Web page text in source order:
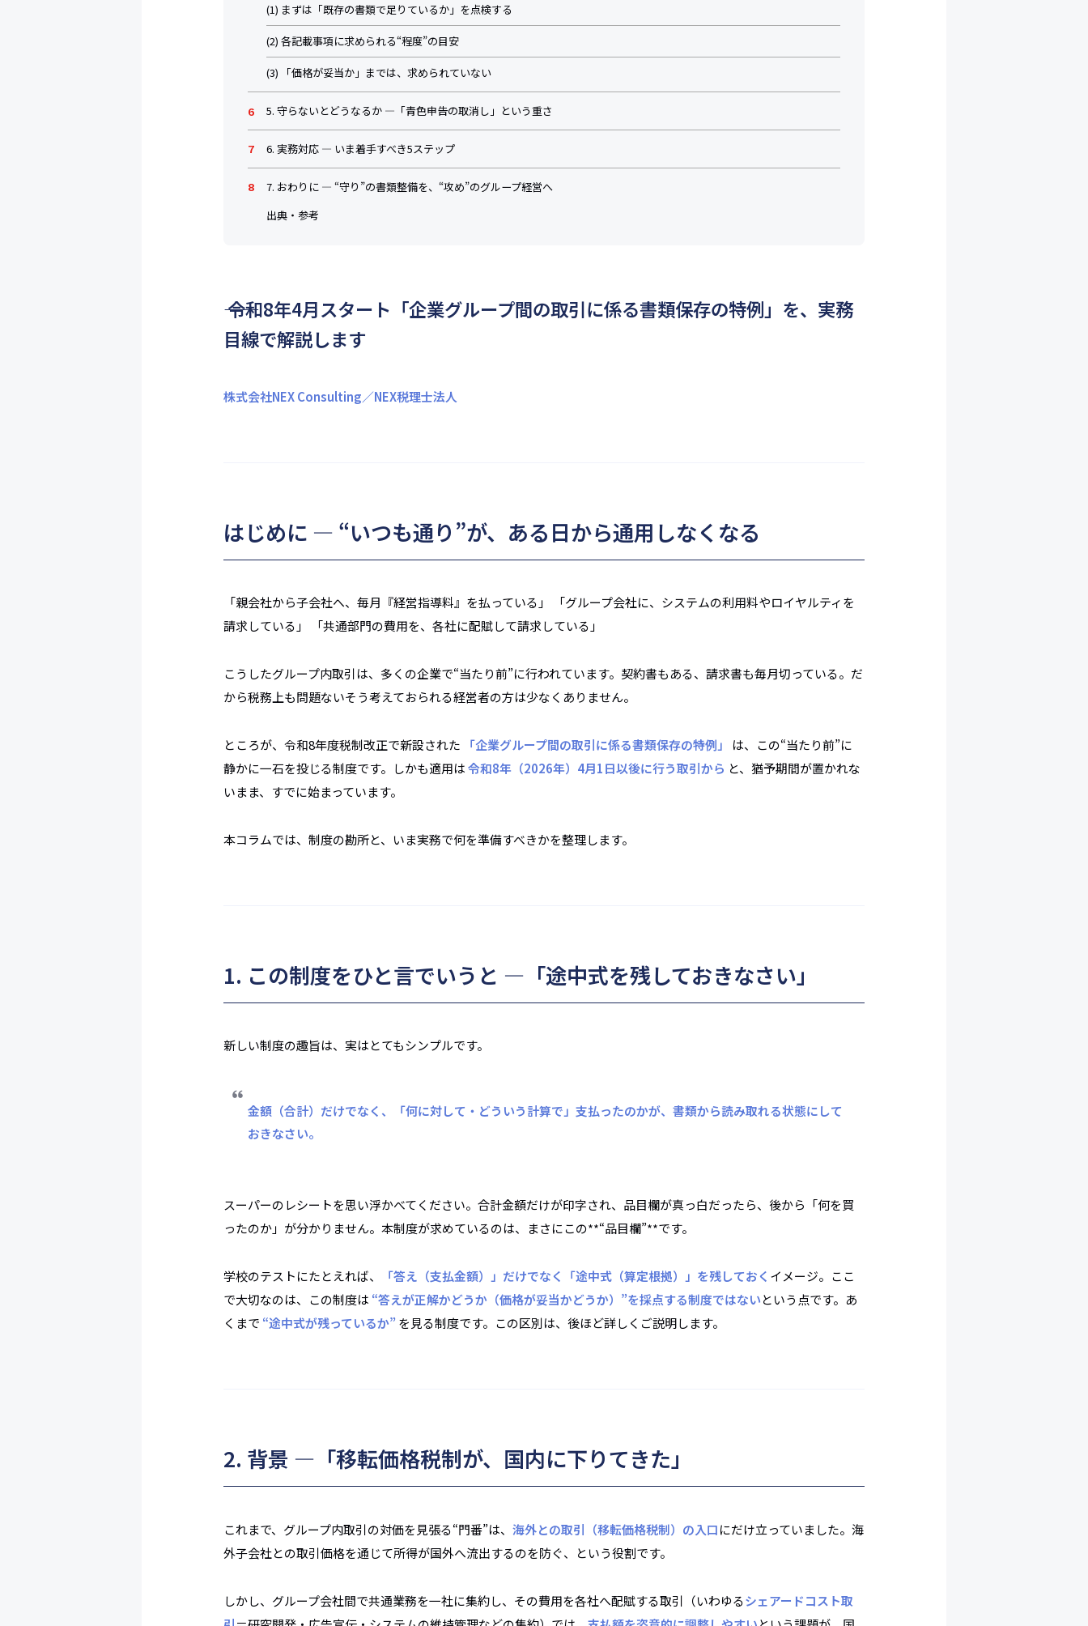
(1) まずは「既存の書類で足りているか」を点検する
(2) 各記載事項に求められる“程度”の目安
(3) 「価格が妥当か」までは、求められていない
5. 守らないとどうなるか ―「青色申告の取消し」という重さ
6. 実務対応 ― いま着手すべき5ステップ
7. おわりに ― “守り”の書類整備を、“攻め”のグループ経営へ
出典・参考
―― 令和8年4月スタート「企業グループ間の取引に係る書類保存の特例」を、実務
目線で解説します
株式会社NEX Consulting／NEX税理士法人
はじめに ― “いつも通り”が、ある日から通用しなくなる
「親会社から子会社へ、毎月『経営指導料』を払っている」 「グループ会社に、システムの利用料やロイヤルティを
請求している」 「共通部門の費用を、各社に配賦して請求している」
こうしたグループ内取引は、多くの企業で“当たり前”に行われています。契約書もある、請求書も毎月切っている。だ
から税務上も問題ない――そう考えておられる経営者の方は少なくありません。
ところが、令和8年度税制改正で新設された 「企業グループ間の取引に係る書類保存の特例」
は、この“当たり前”に
静かに一石を投じる制度です。しかも適用は令和8年（2026年）4月1日以後に行う取引から と、猶予期間が置かれな
いまま、すでに始まっています。
本コラムでは、制度の勘所と、いま実務で何を準備すべきかを整理します。
1. この制度をひと言でいうと ―「途中式を残しておきなさい」
新しい制度の趣旨は、実はとてもシンプルです。
金額（合計）だけでなく、「何に対して・どういう計算で」支払ったのかが、書類から読み取れる状態にして
おきなさい。
スーパーのレシートを思い浮かべてください。合計金額だけが印字され、品目欄が真っ白だったら、後から「何を買
ったのか」が分かりません。本制度が求めているのは、まさにこの**“品目欄”**です。
学校のテストにたとえれば、 「答え（支払金額）」だけでなく「途中式（算定根拠）」を残しておく イメージ。ここ
で大切なのは、この制度は “答えが正解かどうか（価格が妥当かどうか）”を採点する制度ではないという点です。あ
くまで “途中式が残っているか”を見る制度です。この区別は、後ほど詳しくご説明します。
2. 背景 ―「移転価格税制が、国内に下りてきた」
これまで、グループ内取引の対価を見張る“門番”は、海外との取引（移転価格税制）の入口にだけ立っていました。海
外子会社との取引価格を通じて所得が国外へ流出するのを防ぐ、という役割です。
しかし、グループ会社間で共通業務を一社に集約し、その費用を各社へ配賦する取引（いわゆるシェアードコスト取